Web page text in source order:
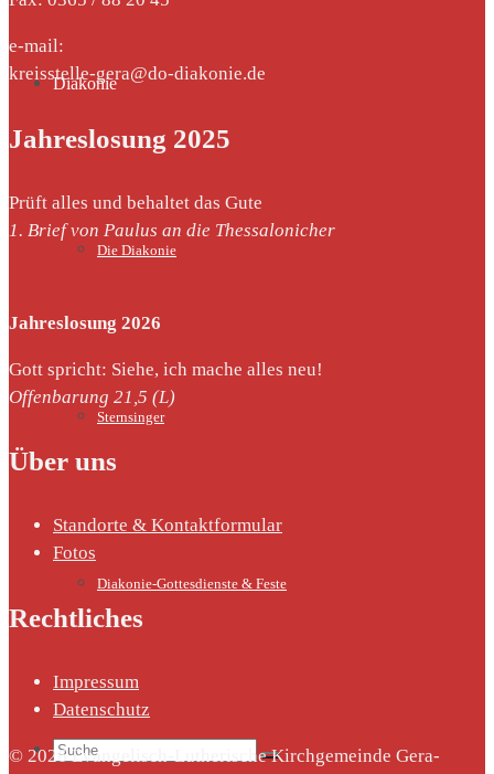
Diakonie
Die Diakonie
Sternsinger
Diakonie-Gottesdienste & Feste
Suche
e-mail:
kreisstelle-gera@do-diakonie.de
Jahreslosung 2025
Prüft alles und behaltet das Gute
1. Brief von Paulus an die Thessalonicher
Jahreslosung 2026
Gott spricht: Siehe, ich mache alles neu!
Offenbarung 21,5 (L)
Über uns
Standorte & Kontaktformular
Fotos
Rechtliches
Impressum
Datenschutz
© 2026 Evangelisch-Lutherische Kirchgemeinde Gera-